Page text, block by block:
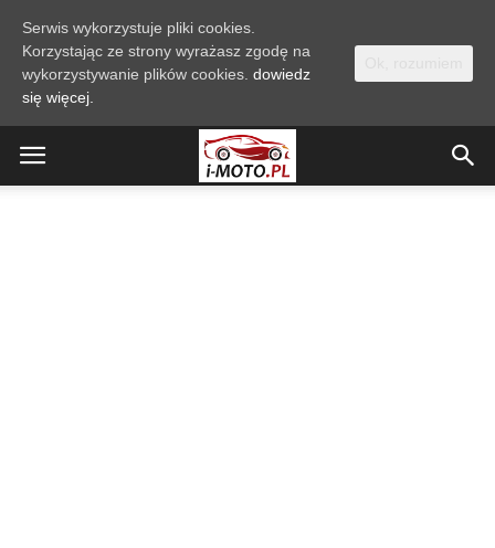
Serwis wykorzystuje pliki cookies.
Korzystając ze strony wyrażasz zgodę na
wykorzystywanie plików cookies. dowiedz
się więcej.